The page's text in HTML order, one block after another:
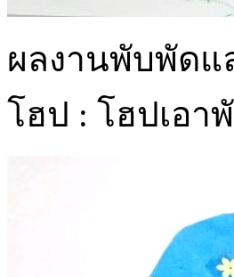
ผลงานพับพัดแ
โฮป : โฮปเอ